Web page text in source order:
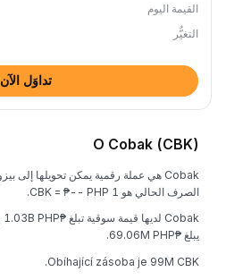
القيمة اليوم
التغيُّر
تداوَل الآن
O Cobak (CBK)
الصرف الحالي هو 1 CBK = ₱-- PHP.
يبلغ ₱69.06M PHP.
Obíhající zásoba je 99M CBK.